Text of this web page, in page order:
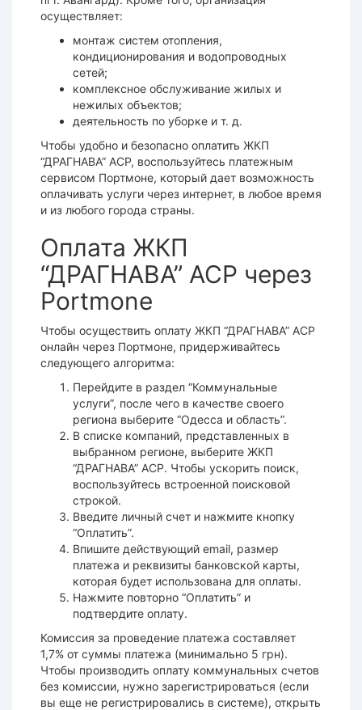
осуществляет:
монтаж систем отопления,
кондиционирования и водопроводных
сетей;
комплексное обслуживание жилых и
нежилых объектов;
деятельность по уборке и т. д.
Чтобы удобно и безопасно оплатить ЖКП
“ДРАГНАВА” АСР, воспользуйтесь платежным
сервисом Портмоне, который дает возможность
оплачивать услуги через интернет, в любое время
и из любого города страны.
Оплата ЖКП
“ДРАГНАВА” АСР через
Portmone
Чтобы осуществить оплату ЖКП “ДРАГНАВА” АСР
онлайн через Портмоне, придерживайтесь
следующего алгоритма:
Перейдите в раздел “Коммунальные
услуги”, после чего в качестве своего
региона выберите “Одесса и область”.
В списке компаний, представленных в
выбранном регионе, выберите ЖКП
“ДРАГНАВА” АСР. Чтобы ускорить поиск,
воспользуйтесь встроенной поисковой
строкой.
Введите личный счет и нажмите кнопку
“Оплатить”.
Впишите действующий email, размер
платежа и реквизиты банковской карты,
которая будет использована для оплаты.
Нажмите повторно “Оплатить” и
подтвердите оплату.
Комиссия за проведение платежа составляет
1,7% от суммы платежа (минимально 5 грн).
Чтобы производить оплату коммунальных счетов
без комиссии, нужно зарегистрироваться (если
вы еще не регистрировались в системе), открыть